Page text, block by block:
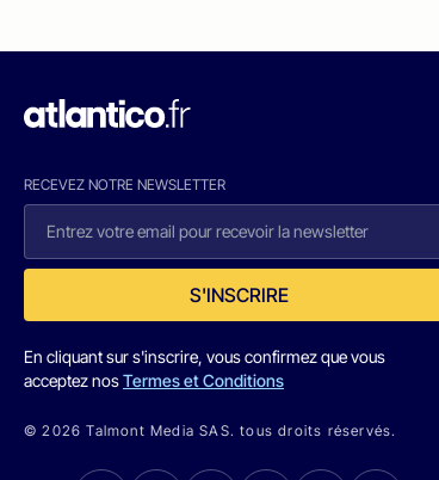
RECEVEZ NOTRE NEWSLETTER
S'INSCRIRE
En cliquant sur s'inscrire, vous confirmez que vous
acceptez nosTermes et Conditions
© 2026 Talmont Media SAS. tous droits réservés.